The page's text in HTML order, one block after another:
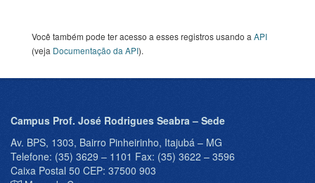
Você também pode ter acesso a esses registros usando a API
(veja Documentação da API).
Campus Prof. José Rodrigues Seabra – Sede
Av. BPS, 1303, Bairro Pinheirinho, Itajubá – MG
Telefone: (35) 3629 – 1101 Fax: (35) 3622 – 3596
Caixa Postal 50 CEP: 37500 903